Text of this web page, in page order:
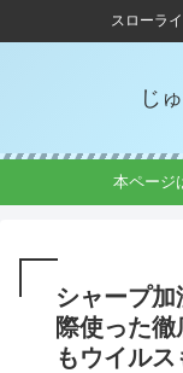
スローラ
じ
本ページ
シャープ
際使った
もウイルス